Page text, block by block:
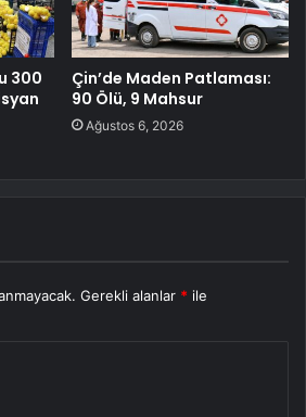
300
Çin’de Maden Patlaması:
90 Ölü, 9 Mahsur
Ağustos 6, 2026
Gerekli alanlar * ile